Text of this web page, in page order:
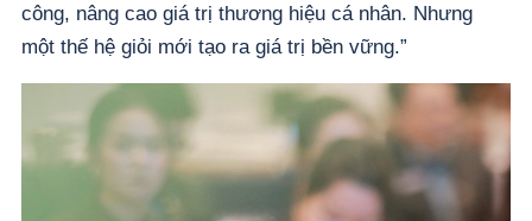
công, nâng cao giá trị thương hiệu cá nhân. Nhưng
một thế hệ giỏi mới tạo ra giá trị bền vững.”